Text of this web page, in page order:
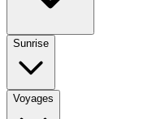
Sunrise
Voyages